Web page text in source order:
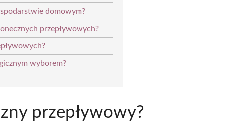
domowym?
przepływowych?
wyborem?
przepływowy?